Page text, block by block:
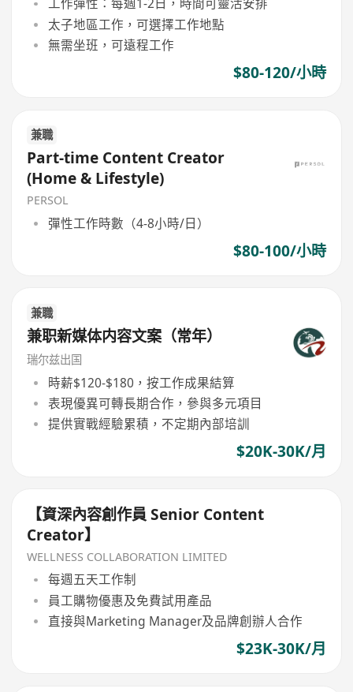
太子地區工作，可選擇工作地點
無需坐班，可遠程工作
$80-120/小時
兼職
Part-time Content Creator
(Home & Lifestyle)
PERSOL
彈性工作時數（4-8小時/日）
$80-100/小時
兼職
兼职新媒体内容文案（常年）
瑞尔兹出国
時薪$120-$180，按工作成果結算
表現優異可轉長期合作，參與多元項目
提供實戰經驗累積，不定期內部培訓
$20K-30K/月
【資深內容創作員 Senior Content
Creator】
WELLNESS COLLABORATION LIMITED
每週五天工作制
員工購物優惠及免費試用產品
直接與Marketing Manager及品牌創辦人合作
$23K-30K/月